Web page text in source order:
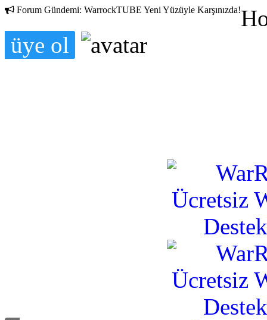
Forum Gündemi: WarrockTUBE Yeni Yüzüyle Karşınızda!
üye ol